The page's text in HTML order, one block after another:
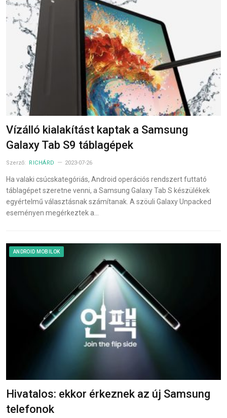
Vízálló kialakítást kaptak a Samsung
Galaxy Tab S9 táblagépek
Szerző: RICHÁRD 2023-07-26
Ha valaki csúcskategóriás, Android operációs rendszert futtató
táblagépet szeretne venni, a Samsung Galaxy Tab S készülékek
egyértelmű választásnak számítanak. A szöuli Galaxy Unpacked
eseményen megérkeztek a…
ANDROID MOBILOK
Hivatalos: ekkor érkeznek az új Samsung
telefonok